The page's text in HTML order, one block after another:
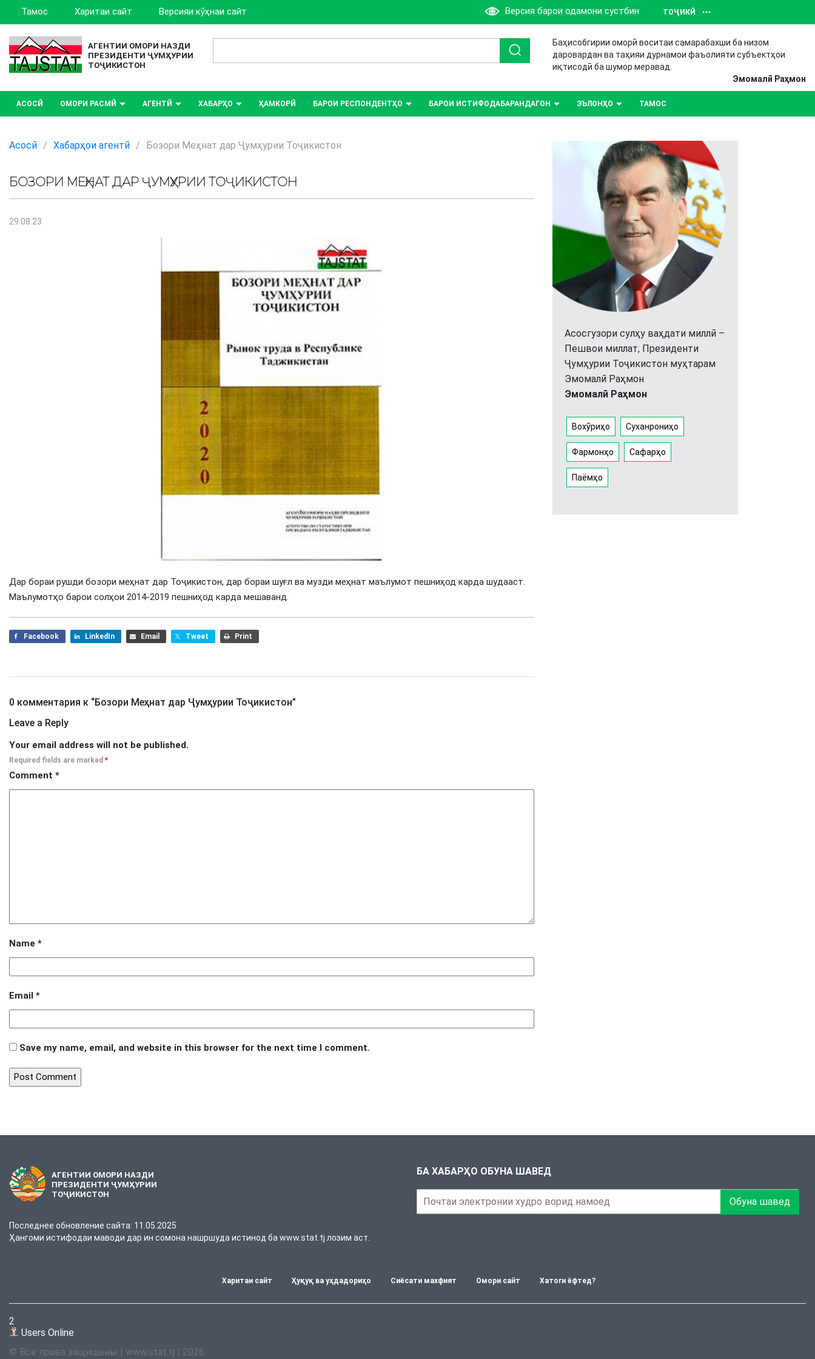
Тамос Харитаи сайт Версияи кӯҳнаи сайт Версия барои одамони сустбин ТОҶИКӢ
АГЕНТИИ ОМОРИ НАЗДИ
ПРЕЗИДЕНТИ ҶУМҲУРИИ
ТОҶИКИСТОН
Баҳисобгирии оморӣ воситаи самарабахши ба низом
даровардан ва таҳияи дурнамои фаъолияти субъектҳои
иқтисодӣ ба шумор меравад.
Эмомалӣ Раҳмон
АСОСӢ ОМОРИ РАСМӢ АГЕНТӢ ХАБАРҲО ҲАМКОРӢ БАРОИ РЕСПОНДЕНТҲО БАРОИ ИСТИФОДАБАРАНДАГОН ЭЪЛОНҲО ТАМОС
Асосӣ / Хабарҳои агентӣ / Бозори Меҳнат дар Ҷумҳурии Тоҷикистон
БОЗОРИ МЕҲНАТ ДАР ҶУМҲУРИИ ТОҶИКИСТОН
29.08.23
Дар бораи рушди бозори меҳнат дар Тоҷикистон, дар бораи шуғл ва музди меҳнат маълумот пешниҳод карда шудааст.
Маълумотҳо барои солҳои 2014-2019 пешниҳод карда мешаванд.
Facebook LinkedIn Email Tweet Print
0 комментария к “Бозори Меҳнат дар Ҷумҳурии Тоҷикистон”
Leave a Reply
Your email address will not be published.
Required fields are marked *
Comment *
Name *
Email *
Save my name, email, and website in this browser for the next time I comment.
Асосгузори сулҳу ваҳдати миллӣ –
Пешвои миллат, Президенти
Ҷумҳурии Тоҷикистон муҳтарам
Эмомалӣ Раҳмон
Эмомалӣ Раҳмон
Вохӯриҳо Суханрониҳо
Фармонҳо Сафарҳо
Паёмҳо
АГЕНТИИ ОМОРИ НАЗДИ
ПРЕЗИДЕНТИ ҶУМҲУРИИ
ТОҶИКИСТОН
Последнее обновление сайта: 11.05.2025
Ҳангоми истифодаи маводи дар ин сомона нашршуда истинод ба www.stat.tj лозим аст.
БА ХАБАРҲО ОБУНА ШАВЕД
Обуна шавед
Харитаи сайт Ҳуқуқ ва уҳдадориҳо Сиёсати махфият Омори сайт Хатоги ёфтед?
2
Users Online
© Все права защищены | www.stat.tj | 2026